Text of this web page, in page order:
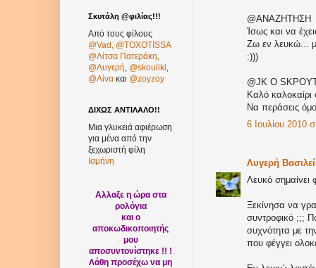
@ANAZHTHΣH
Ίσως και να
Ζω εν λευκώ...
:)))
@JK O
Καλό καλοκαίρι
Να περάσεις
6 Ιουλίου 2010
Λυγερή
Λευκό σημαίνει
Ξεκίνησα να
συντροφικό ;;;
συχνότητα με
που φέγγει
Σκυτάλη @φιλίας!!!
Από τους φίλους
@Vad, @TOXOTISSA
@Λίτσα Πατεράκη,
@Λυγερή, @skouliki,
@Λίνα και @zoyzoy
ΔΙΧΩΣ ΑΝΤΙΛΑΛΟ!!
Μια γλυκειά αφιέρωση
για μένα από την
ξεχωριστή φίλη
Ισμήνη
Αλλαξε η ώρα στα
ρολόγια
και ο
αποκωδικοποιητής
μου
αποσυντονίστηκε !! !
Λάθη προσέχω να μη